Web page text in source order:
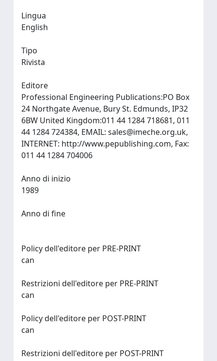
Lingua
Tipo
Rivista
Editore
Professional Engineering Publications:PO Box
24 Northgate Avenue, Bury St. Edmunds, IP32
6BW United Kingdom:011 44 1284 718681, 011
44 1284 724384, EMAIL: sales@imeche.org.uk,
INTERNET: http://www.pepublishing.com, Fax:
Anno di inizio
Anno di fine
Policy dell'editore per PRE-PRINT
Restrizioni dell'editore per PRE-PRINT
Policy dell'editore per POST-PRINT
Restrizioni dell'editore per POST-PRINT